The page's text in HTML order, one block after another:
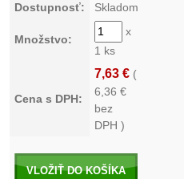
Dostupnosť: Skladom
Množstvo:
x
1 ks
Cena s DPH:
7,63 € (
6,36 €
bez
DPH )
VLOŽIŤ DO KOŠÍKA